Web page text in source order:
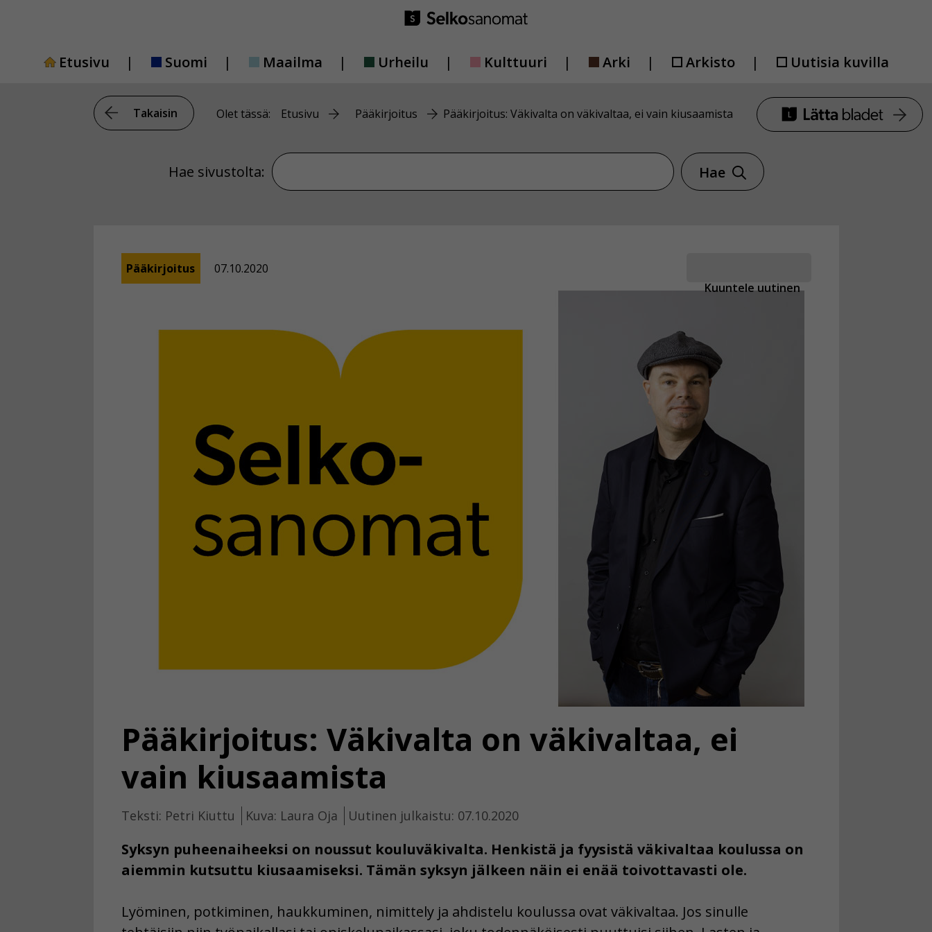
Etusivu
Suomi Maailma Urheilu Kulttuuri Arki Arkisto Uutisia kuvilla
Takaisin Olet tässä: Etusivu Pääkirjoitus Pääkirjoitus: Väkivalta on väkivaltaa, ei vain kiusaamista
Hae sivustolta: Hae sivustolta
Hae
Kuuntele uutinen
Pääkirjoitus 07.10.2020
Pääkirjoitus: Väkivalta on väkivaltaa, ei
vain kiusaamista
Teksti: Petri Kiuttu Kuva: Laura Oja Uutinen julkaistu: 07.10.2020
Syksyn puheenaiheeksi on noussut kouluväkivalta. Henkistä ja fyysistä väkivaltaa koulussa on
aiemmin kutsuttu kiusaamiseksi. Tämän syksyn jälkeen näin ei enää toivottavasti ole.
Lyöminen, potkiminen, haukkuminen, nimittely ja ahdistelu koulussa ovat väkivaltaa. Jos sinulle